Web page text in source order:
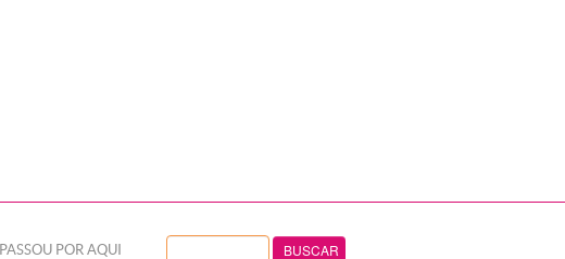
PASSOU POR AQUI